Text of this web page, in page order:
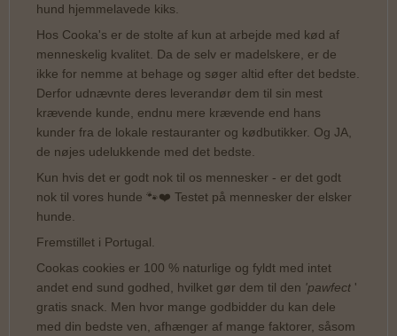
hund hjemmelavede kiks.
Hos Cooka's er de stolte af kun at arbejde med kød af
menneskelig kvalitet. Da de selv er madelskere, er de
ikke for nemme at behage og søger altid efter det bedste.
Derfor udnævnte deres leverandør dem til sin mest
krævende kunde, endnu mere krævende end hans
kunder fra de lokale restauranter og kødbutikker. Og JA,
de nøjes udelukkende med det bedste.
Kun hvis det er godt nok til os mennesker - er det godt
nok til vores hunde 🐾❤️ Testet på mennesker der elsker
hunde.
Fremstillet i Portugal.
Cookas cookies er 100 % naturlige og fyldt med intet
andet end sund godhed, hvilket gør dem til den 'pawfect '
gratis snack. Men hvor mange godbidder du kan dele
med din bedste ven, afhænger af mange faktorer, såsom